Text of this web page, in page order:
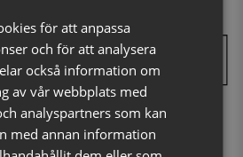
för att anpassa
och för att analysera
också information om
av vår webbplats med
analyspartners som kan
med annan information